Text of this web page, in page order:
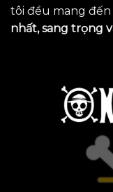
tôi đều mang
nhất, sang trọng